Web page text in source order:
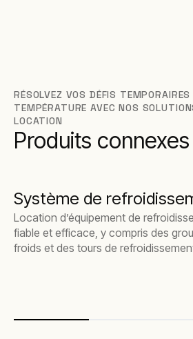
RÉSOLVEZ VOS DÉFIS
TEMPÉRATURE AVEC NOS
LOCATION
Produits connexes
Système de
Location d’équipement de
fiable et efficace, y compris des
froids et des tours de